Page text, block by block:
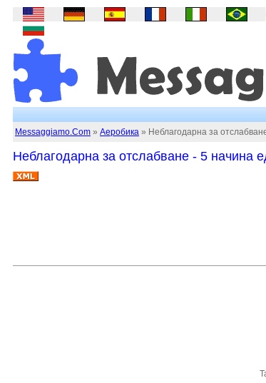
Messaggiamo.Com » Аеробика » Неблагодарна за
Неблагодарна за отслабване - 5 начина